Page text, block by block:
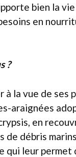
bien la
en
?
à la vue de ses
araignées
en
de débris
qui leur permet